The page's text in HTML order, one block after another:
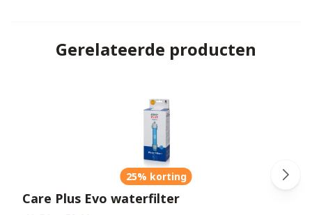
Gerelateerde producten
25% korting
Care Plus Evo waterfilter